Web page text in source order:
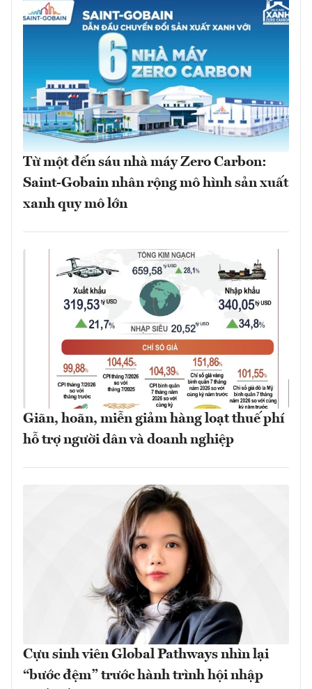
Từ một đến sáu nhà máy Zero Carbon:
Saint-Gobain nhân rộng mô hình sản xuất
xanh quy mô lớn
Giãn, hoãn, miễn giảm hàng loạt thuế phí
hỗ trợ người dân và doanh nghiệp
Cựu sinh viên Global Pathways nhìn lại
“bước đệm” trước hành trình hội nhập